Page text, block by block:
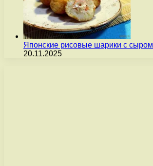
Японские рисовые шарики с сыром
20.11.2025